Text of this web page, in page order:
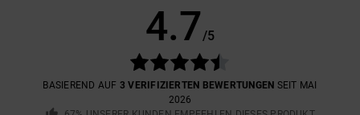
4.7/5
BASIEREND AUF 3 VERIFIZIERTEN BEWERTUNGEN SEIT MAI
2026